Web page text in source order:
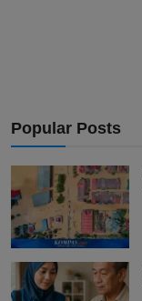
Popular Posts